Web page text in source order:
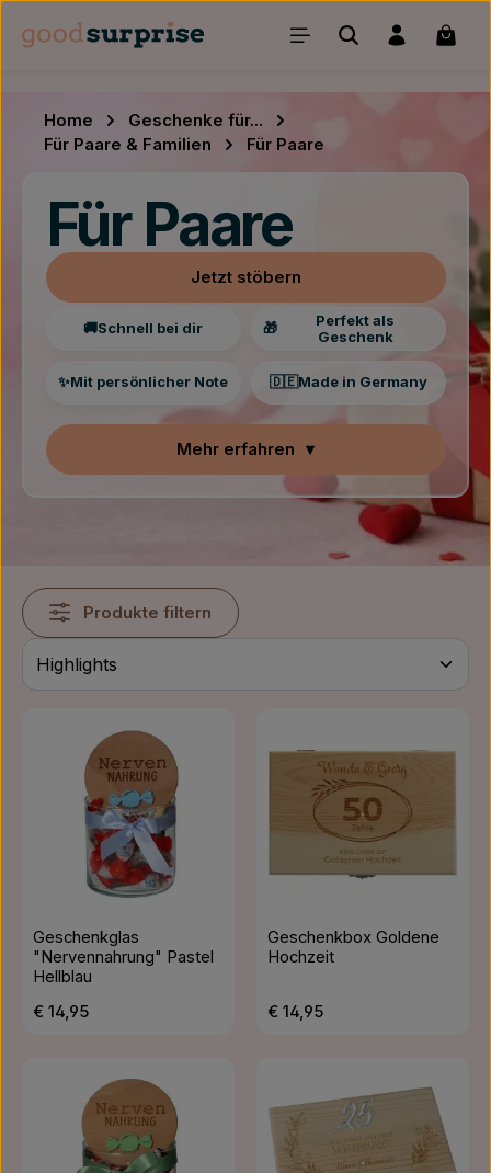
Zum Hauptinhalt springen
Home
Geschenke für...
Für Paare & Familien
Für Paare
Für Paare
Jetzt stöbern
🚚Schnell bei dir 🎁
Perfekt als
Geschenk
✨Mit persönlicher Note 🇩🇪Made in Germany
Mehr erfahren ▾
Produkte filtern
Geschenkglas
"Nervennahrung" Pastel
Hellblau
Regulärer Preis:
€ 14,95
Geschenkbox Goldene
Hochzeit
Regulärer Preis:
€ 14,95